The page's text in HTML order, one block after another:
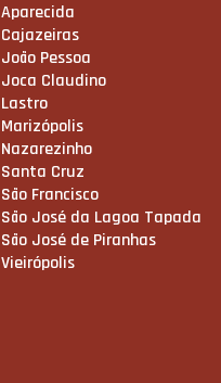
Aparecida
Cajazeiras
João Pessoa
Joca Claudino
Lastro
Marizópolis
Nazarezinho
Santa Cruz
São Francisco
São José da Lagoa Tapada
São José de Piranhas
Vieirópolis